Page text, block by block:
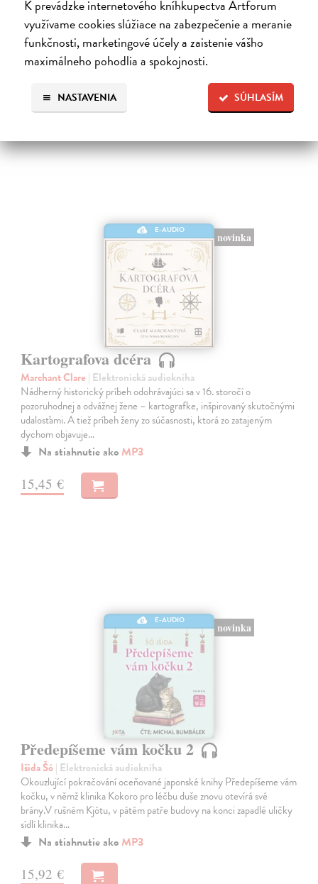
K prevádzke internetového kníhkupectva Artforum
využívame cookies slúžiace na zabezpečenie a meranie
funkčnosti, marketingové účely a zaistenie vášho
maximálneho pohodlia a spokojnosti.
SÚHLASÍM
NASTAVENIA
obchodný cestujúci Gregor Samsa jedného rána prebudí v posteli ako
„odporný hmyz“.Je to príbeh premeny bez zľutovania či prílišného
súcitu…
Na stiahnutie akoMP3
7,00 €
E-AUDIO
novinka
Kartografova dcéra
Marchant Clare | Elektronická audiokniha
Nádherný historický príbeh odohrávajúci sa v 16. storočí o
pozoruhodnej a odvážnej žene – kartografke, inšpirovaný skutočnými
udalosťami. A tiež príbeh ženy zo súčasnosti, ktorá zo zatajeným
dychom objavuje…
Na stiahnutie ako MP3
15,45 €
E-AUDIO
novinka
Předepíšeme vám kočku 2
Išida Šó| Elektronická audiokniha
Okouzlující pokračování oceňované japonské knihy Předepíšeme vám
kočku, v němž klinika Kokoro pro léčbu duše znovu otevírá své
brány.V rušném Kjótu, v pátém patře budovy na konci zapadlé uličky
sídlí klinika…
Na stiahnutie ako MP3
15,92 €